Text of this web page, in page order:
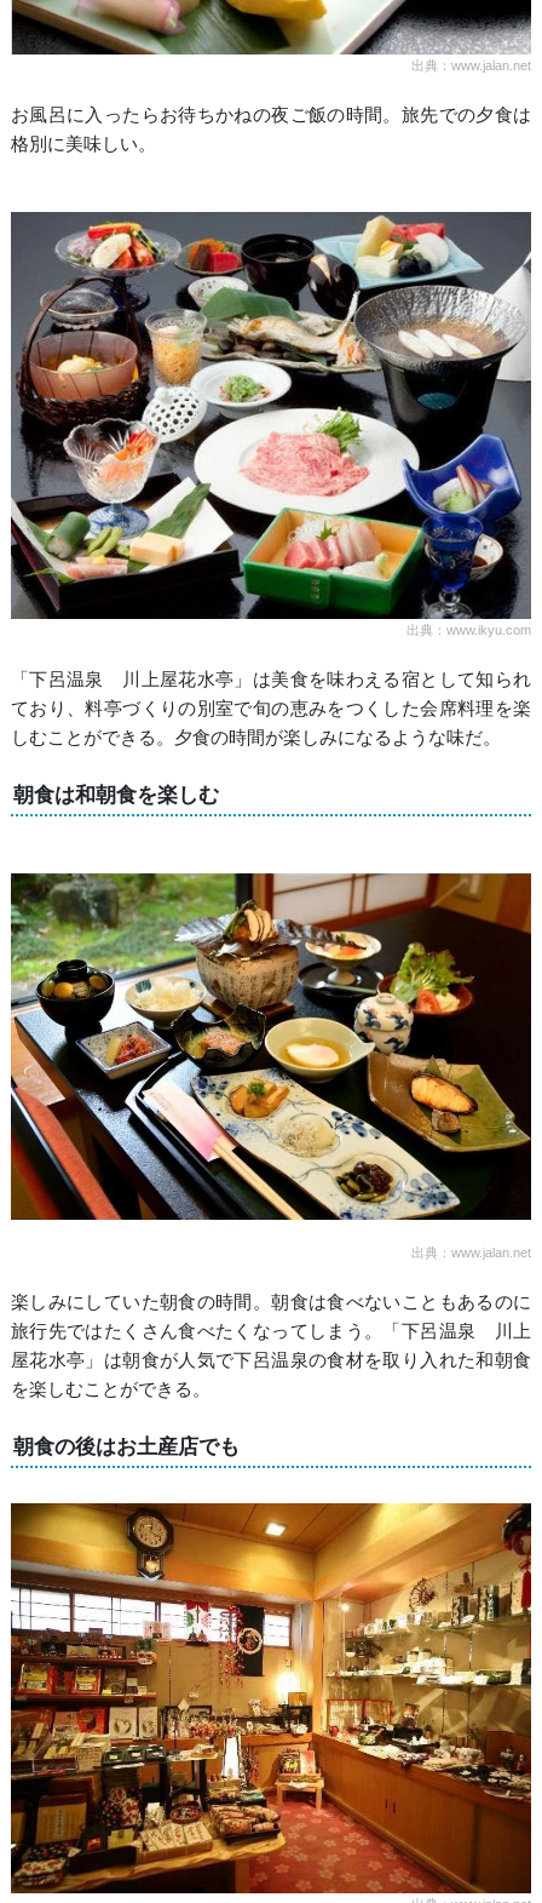
出典：www.jalan.net
お風呂に入ったらお待ちかねの夜ご飯の時間。旅先での夕食は
格別に美味しい。
出典：www.ikyu.com
「下呂温泉 川上屋花水亭」は美食を味わえる宿として知られ
ており、料亭づくりの別室で旬の恵みをつくした会席料理を楽
しむことができる。夕食の時間が楽しみになるような味だ。
朝食は和朝食を楽しむ
出典：www.jalan.net
楽しみにしていた朝食の時間。朝食は食べないこともあるのに
旅行先ではたくさん食べたくなってしまう。「下呂温泉 川上
屋花水亭」は朝食が人気で下呂温泉の食材を取り入れた和朝食
を楽しむことができる。
朝食の後はお土産店でも